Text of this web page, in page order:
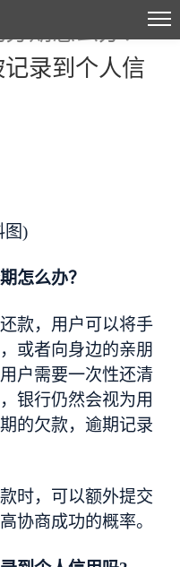
期怎么办？
录到个人信
图)
怎么办？
款，用户可以将手
或者向身边的亲朋
户需要一次性还清
银行仍然会视为用
的欠款，逾期记录
时，可以额外提交
协商成功的概率。